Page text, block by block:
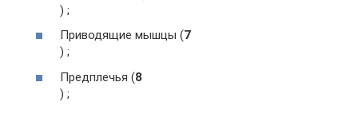
) ;
Приводящие мышцы (7
) ;
Предплечья (8
) ;